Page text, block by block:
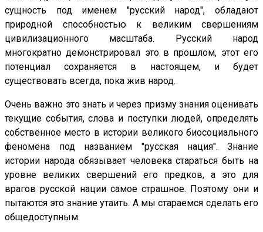
сущность под именем "русский народ", обладают
природной способностью к великим свершениям
цивилизационного масштаба. Русский народ
многократно демонстрировал это в прошлом, этот его
потенциал сохраняется в настоящем, и будет
существовать всегда, пока жив народ.
Очень важно это знать и через призму знания оценивать
текущие события, слова и поступки людей, определять
собственное место в истории великого биосоциального
феномена под названием "русская нация". Знание
истории народа обязывает человека стараться быть на
уровне великих свершений его предков, а это для
врагов русской нации самое страшное. Поэтому они и
пытаются это знание утаить. А мы стараемся сделать его
общедоступным.